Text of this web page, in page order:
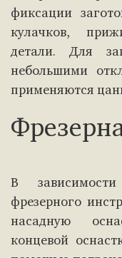
фиксации
кулачков,
детали. Для
небольшими
применяются
В
фрезерного
насадную
концевой